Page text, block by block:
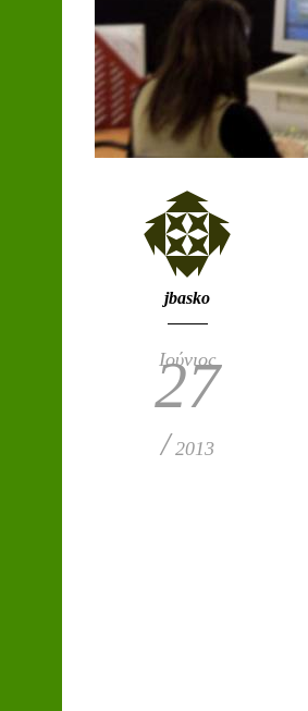
jbasko
Ιούνιος
27
/ 2013